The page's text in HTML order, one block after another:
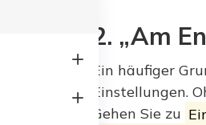
2. „Am
Ein häufiger
Einstellungen.
Gehen Sie zu